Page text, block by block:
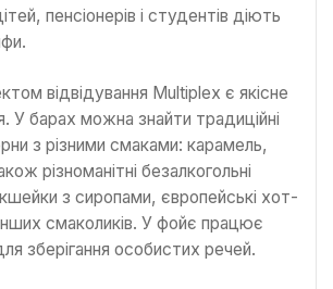
пенсіонерів і студентів діють
відвідування Multiplex є якісне
У барах можна знайти традиційні
з різними смаками: карамель,
різноманітні безалкогольні
з сиропами, європейські хот-
смаколиків. У фойє працює
зберігання особистих речей.